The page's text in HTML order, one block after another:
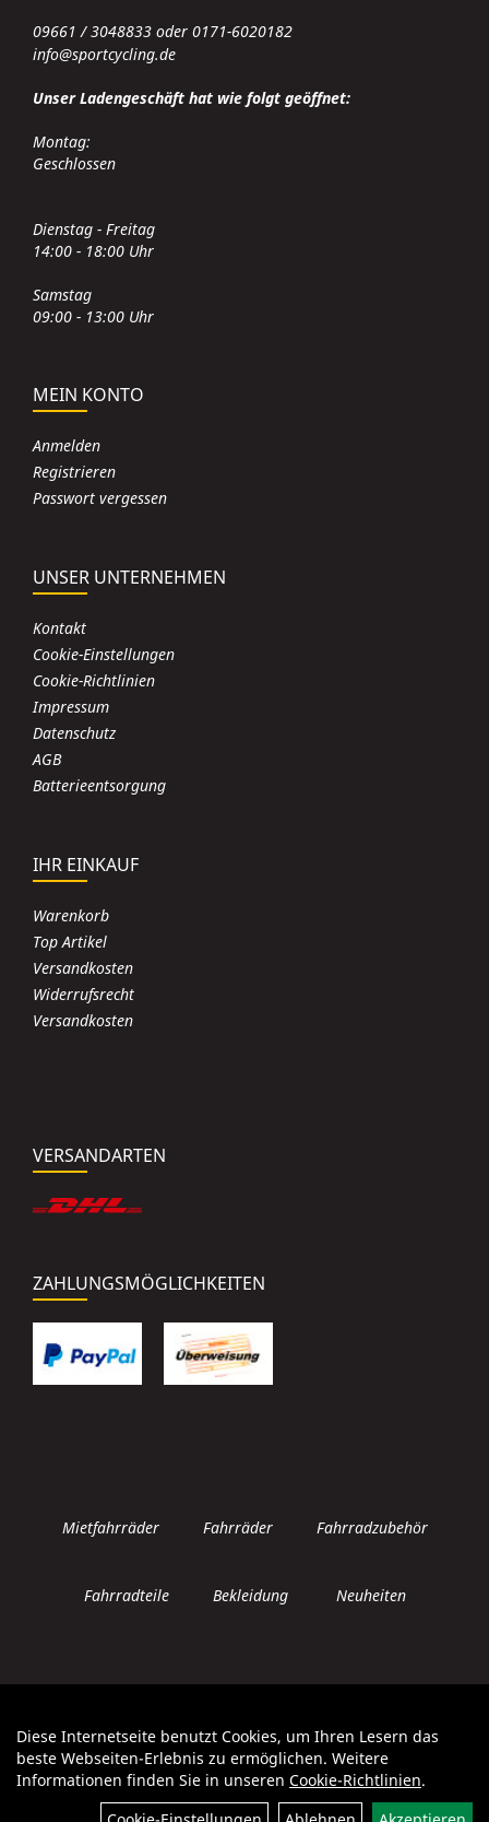
09661 / 3048833 oder 0171-6020182
info@sportcycling.de
Unser Ladengeschäft hat wie folgt geöffnet:
Montag:
Geschlossen
Dienstag - Freitag
14:00 - 18:00 Uhr
Samstag
09:00 - 13:00 Uhr
MEIN KONTO
Anmelden
Registrieren
Passwort vergessen
UNSER UNTERNEHMEN
Kontakt
Cookie-Einstellungen
Cookie-Richtlinien
Impressum
Datenschutz
AGB
Batterieentsorgung
IHR EINKAUF
Warenkorb
Top Artikel
Versandkosten
Widerrufsrecht
Versandkosten
VERSANDARTEN
ZAHLUNGSMÖGLICHKEITEN
Mietfahrräder Fahrräder Fahrradzubehör
Fahrradteile Bekleidung Neuheiten
Diese Internetseite benutzt Cookies, um Ihren Lesern das
beste Webseiten-Erlebnis zu ermöglichen. Weitere
Informationen finden Sie in unseren Cookie-Richtlinien.
Auftrag widerrufen